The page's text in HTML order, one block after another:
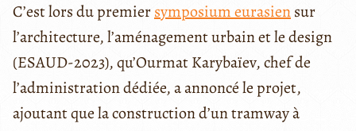
C’est lors du premiersymposium eurasiensur
l’architecture, l’aménagement urbain et le design
(ESAUD-2023), qu’Ourmat Karybaïev, chef de
l’administration dédiée, a annoncé le projet,
ajoutant que la construction d’un tramway à